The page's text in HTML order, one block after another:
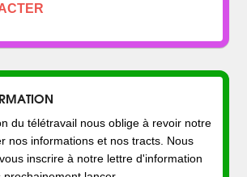
du télétravail nous oblige à revoir notre
nos informations et nos tracts. Nous
inscrire à notre lettre d'information